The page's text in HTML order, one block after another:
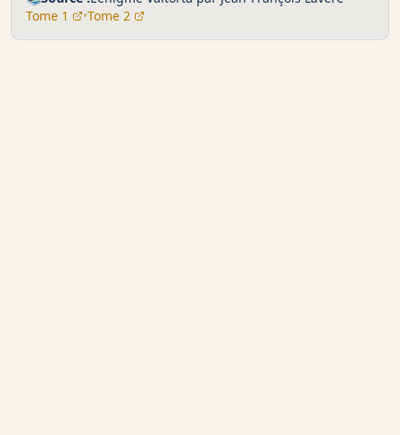
Tome 1
•Tome 2